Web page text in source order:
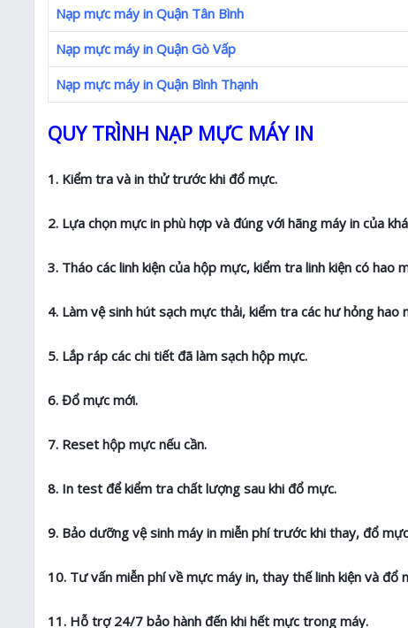
Nạp mực máy in Quận Tân Bình
Nạp mực máy in Quận Gò Vấp
Nạp mực máy in Quận Bình Thạnh
QUY TRÌNH NẠP MỰC MÁY IN
1. Kiểm tra và in thử trước khi đổ mực.
2. Lựa chọn mực in phù hợp và đúng với hãng máy in của
3. Tháo các linh kiện của hộp mực, kiểm tra linh kiện có hao
4. Làm vệ sinh hút sạch mực thải, kiểm tra các hư hỏng
5. Lắp ráp các chi tiết đã làm sạch hộp mực.
6. Đổ mực mới.
7. Reset hộp mực nếu cần.
8. In test để kiểm tra chất lượng sau khi đổ mực.
9. Bảo dưỡng vệ sinh máy in miễn phí trước khi thay, đổ
10. Tư vấn miễn phí về mực máy in, thay thế linh kiện và đổ
11. Hỗ trợ 24/7 bảo hành đến khi hết mực trong máy.